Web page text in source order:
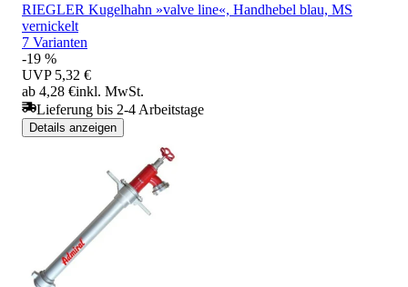
RIEGLER Kugelhahn »valve line«, Handhebel blau, MS
vernickelt
7 Varianten
-19 %
UVP 5,32 €
ab 4,28 €inkl. MwSt.
Lieferung bis 2-4 Arbeitstage
Details anzeigen